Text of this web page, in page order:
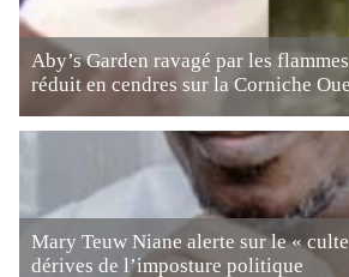
Aby’s Garden ravagé par les
réduit en cendres sur la Corniche
Mary Teuw Niane alerte sur le «
dérives de l’imposture politique